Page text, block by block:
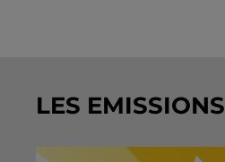
LES EMISSIONS